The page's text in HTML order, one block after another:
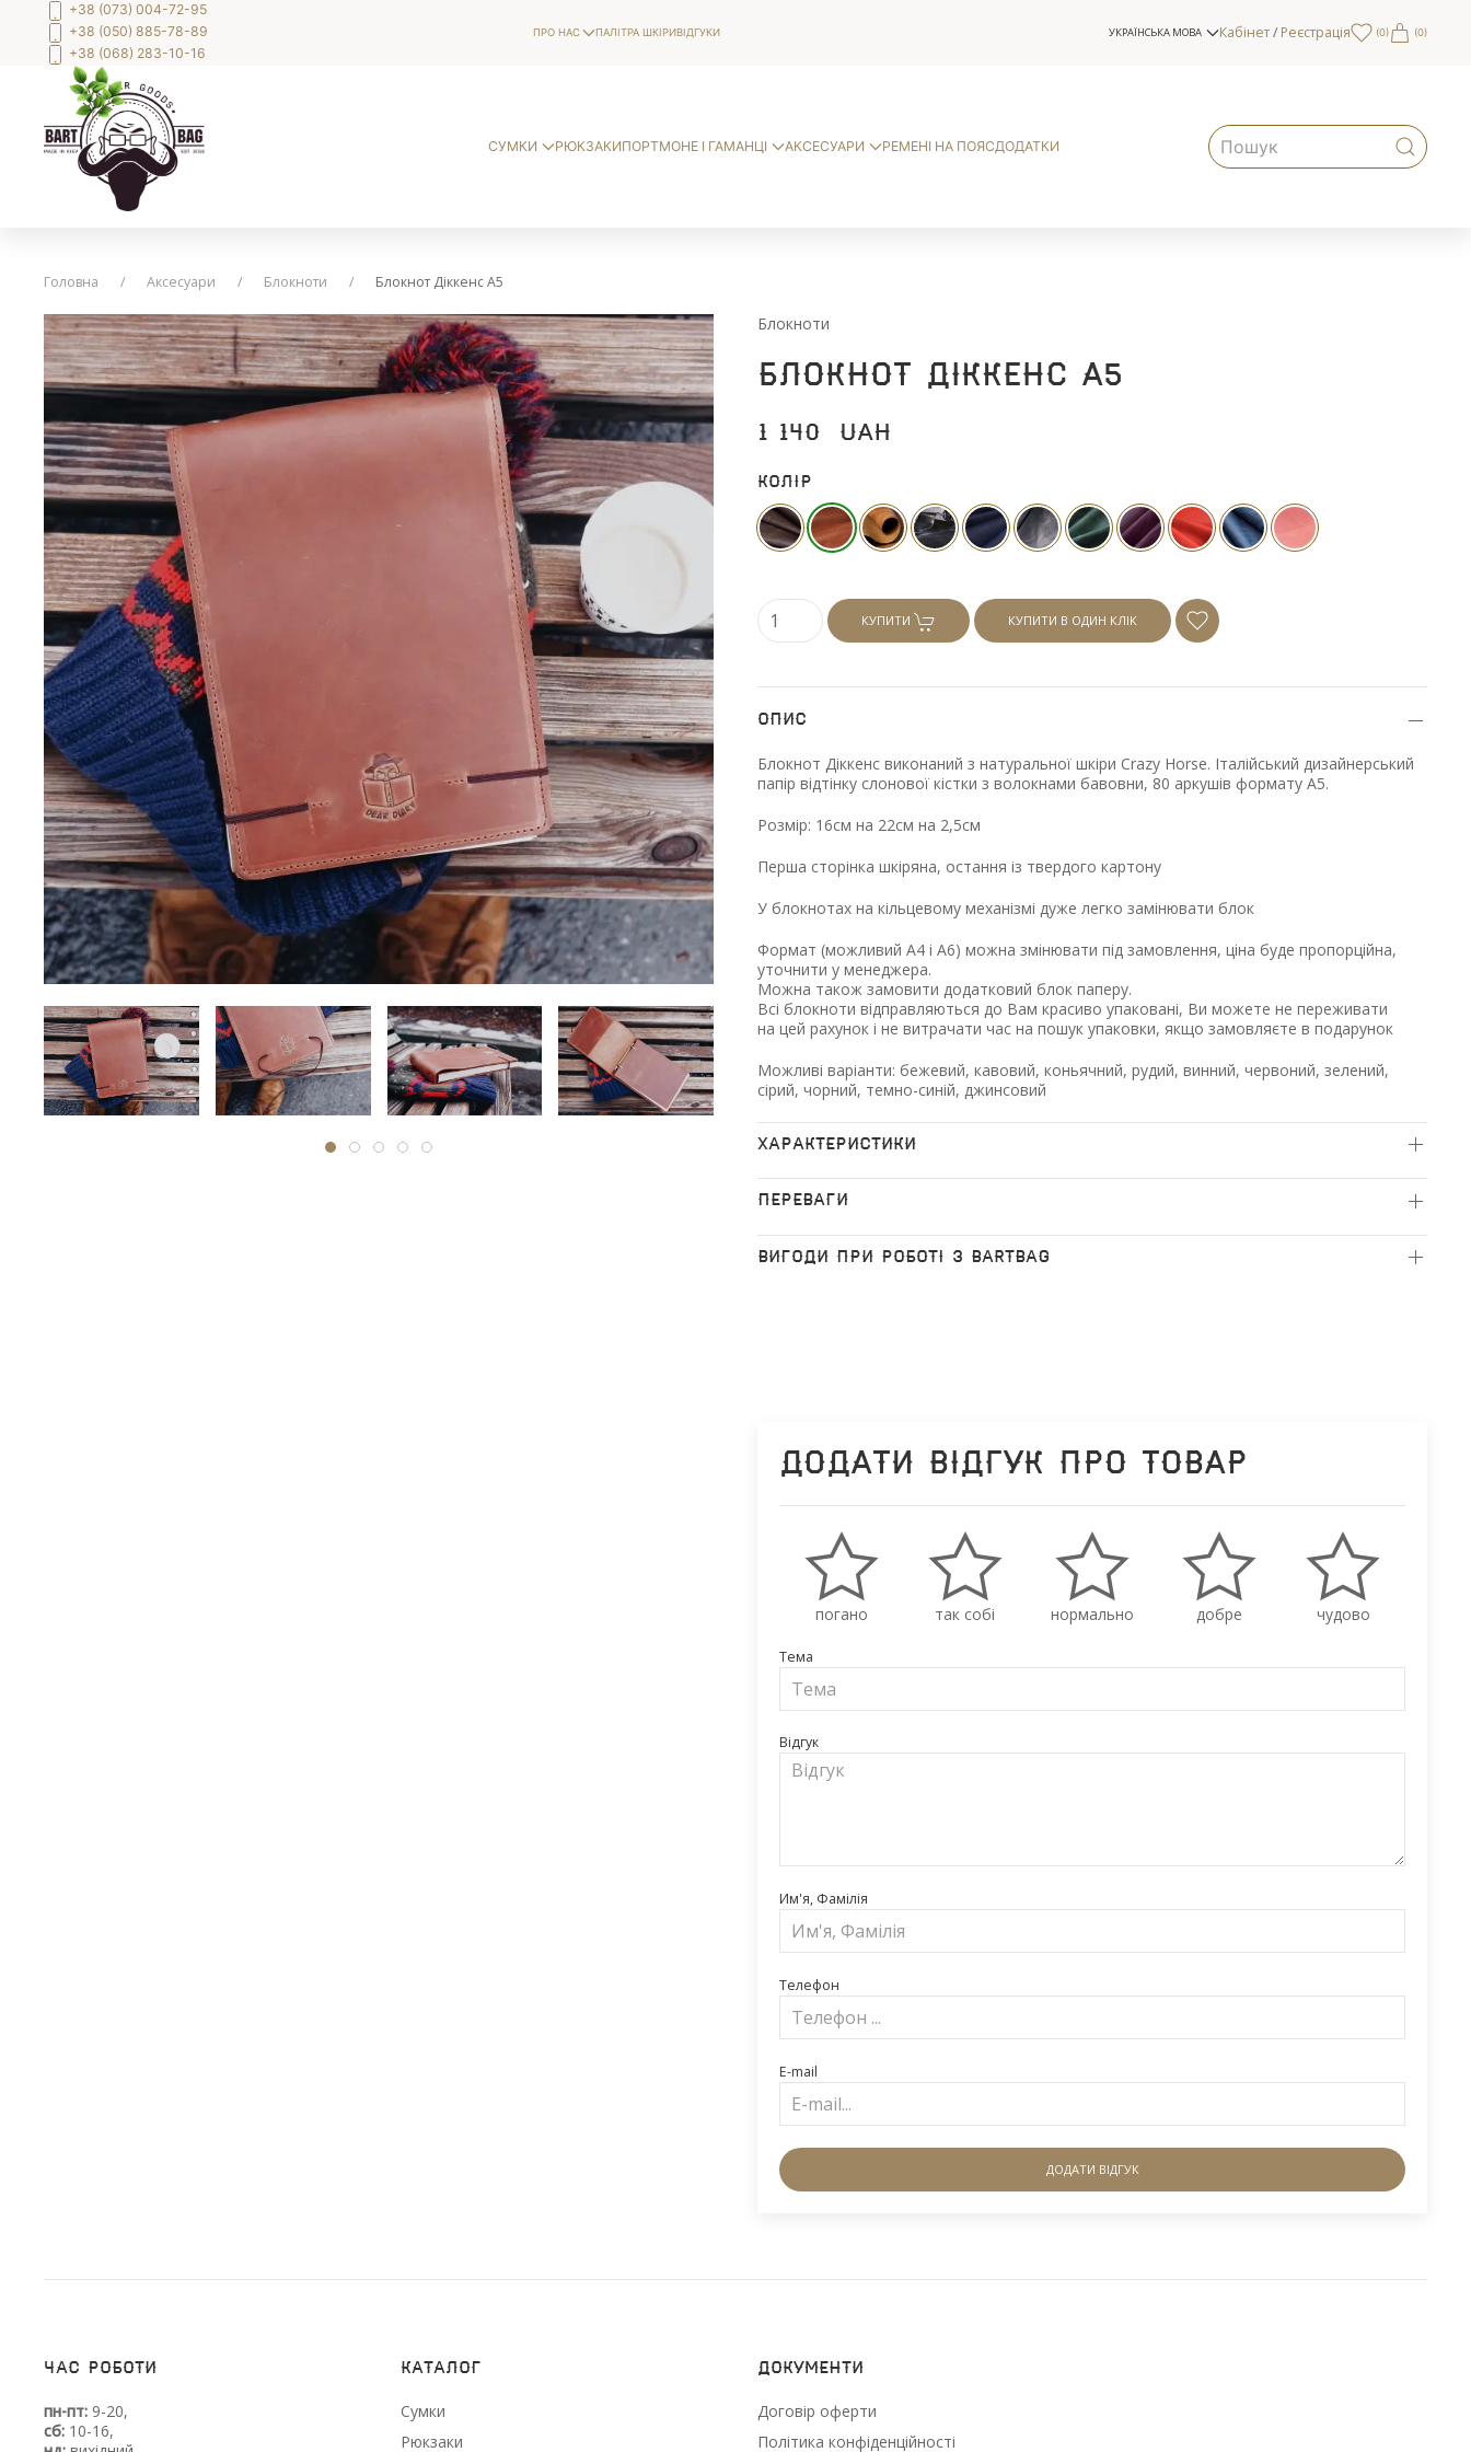
+38 (073) 004-72-95
+38 (050) 885-78-89
+38 (068) 283-10-16
ПРО НАС ПАЛІТРА ШКІРИВІДГУКИ УКРАЇНСЬКА МОВА Кабінет/Реєстрація (0) (0)
СУМКИ РЮКЗАКИПОРТМОНЕ І ГАМАНЦІ АКСЕСУАРИ РЕМЕНІ НА ПОЯСДОДАТКИ
Головна Аксесуари Блокноти Блокнот Діккенс А5
Блокноти
Блокнот Діккенс А5
1 140 UAH
Колір
КУПИТИ КУПИТИ В ОДИН КЛІК
Опис
Блокнот Діккенс виконаний з натуральної шкіри Crazy Horse. Італійський дизайнерський
папір відтінку слонової кістки з волокнами бавовни, 80 аркушів формату А5.
Розмір: 16см на 22см на 2,5см
Перша сторінка шкіряна, остання із твердого картону
У блокнотах на кільцевому механізмі дуже легко замінювати блок
Формат (можливий А4 і А6) можна змінювати під замовлення, ціна буде пропорційна,
уточнити у менеджера.
Можна також замовити додатковий блок паперу.
Всі блокноти відправляються до Вам красиво упаковані, Ви можете не переживати
на цей рахунок і не витрачати час на пошук упаковки, якщо замовляєте в подарунок
Можливі варіанти: бежевий, кавовий, коньячний, рудий, винний, червоний, зелений,
сірий, чорний, темно-синій, джинсовий
ХАРАКТЕРИСТИКИ
ПЕРЕВАГИ
ВИГОДИ ПРИ РОБОТІ З BARTBAG
Додати відгук про товар
погано так собі нормально добре чудово
Тема
Відгук
Им'я, Фамілія
Телефон
E-mail
ДОДАТИ ВІДГУК
Час роботи
пн-пт: 9-20,
сб: 10-16,
Каталог
Сумки
Рюкзаки
Документи
Договір оферти
Політика конфіденційності